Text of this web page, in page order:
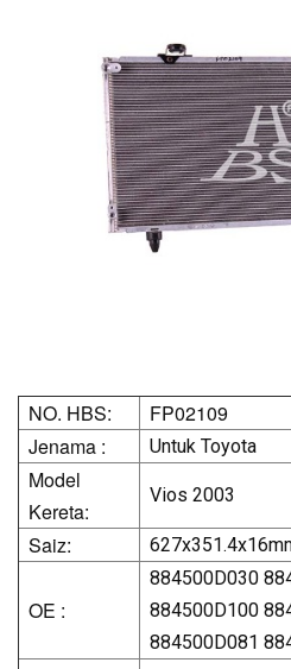
NO. HBS:
FP02109
Jenama :
Untuk Toyota
Model
Kereta:
Vios 2003
Saiz:
OE :
884500D030
884500D100
884500D081